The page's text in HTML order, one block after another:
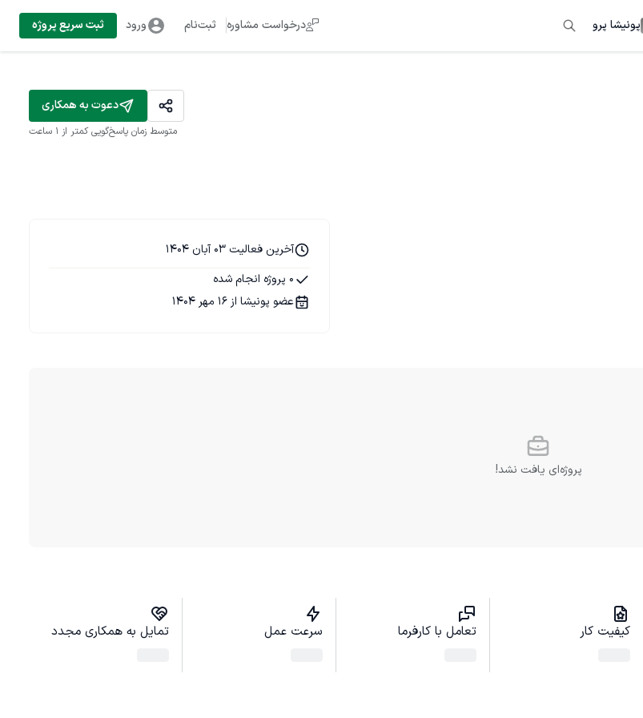
پونیشا پرو درخواست مشاوره ثبت‌نام ورود ثبت سریع پروژه
دعوت به همکاری
متوسط زمان پاسخ‌گویی کمتر از 1 ساعت
آخرین فعالیت 03 آبان 1404
0 پروژه انجام شده
عضو پونیشا از 16 مهر 1404
پروژه‌ای یافت نشد!
کیفیت کار تعامل با کارفرما سرعت عمل تمایل به همکاری مجدد